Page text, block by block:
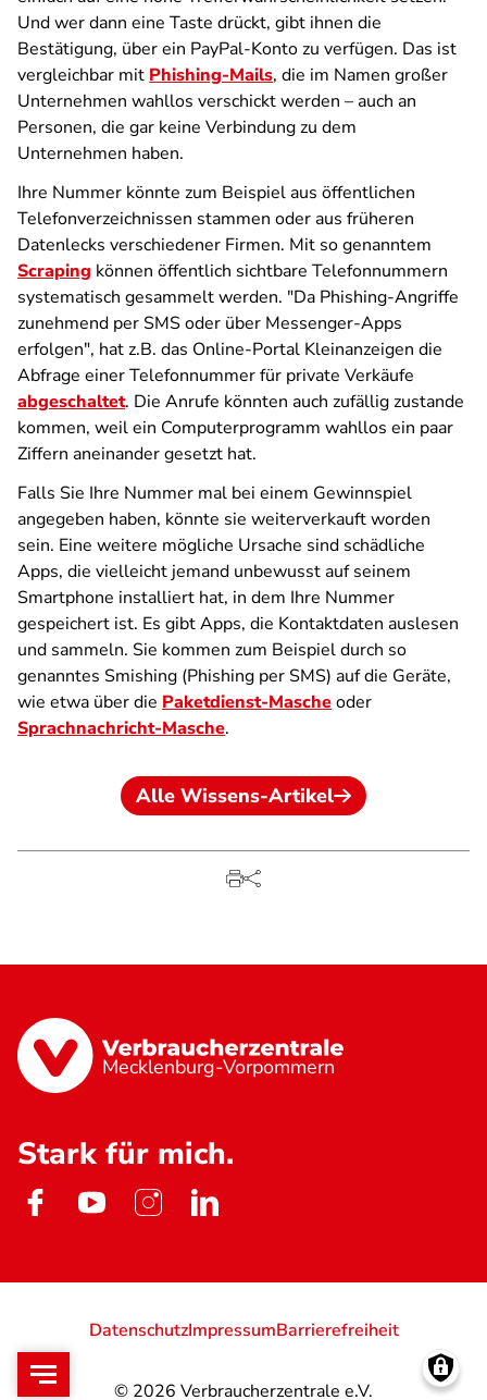
Und wer dann eine Taste drückt, gibt ihnen die
Bestätigung, über ein PayPal-Konto zu verfügen. Das ist
vergleichbar mit Phishing-Mails, die im Namen großer
Unternehmen wahllos verschickt werden – auch an
Personen, die gar keine Verbindung zu dem
Unternehmen haben.
Ihre Nummer könnte zum Beispiel aus öffentlichen
Telefonverzeichnissen stammen oder aus früheren
Datenlecks verschiedener Firmen. Mit so genanntem
Scraping können öffentlich sichtbare Telefonnummern
systematisch gesammelt werden. "Da Phishing-Angriffe
zunehmend per SMS oder über Messenger-Apps
erfolgen", hat z.B. das Online-Portal Kleinanzeigen die
Abfrage einer Telefonnummer für private Verkäufe
abgeschaltet. Die Anrufe könnten auch zufällig zustande
kommen, weil ein Computerprogramm wahllos ein paar
Ziffern aneinander gesetzt hat.
Falls Sie Ihre Nummer mal bei einem Gewinnspiel
angegeben haben, könnte sie weiterverkauft worden
sein. Eine weitere mögliche Ursache sind schädliche
Apps, die vielleicht jemand unbewusst auf seinem
Smartphone installiert hat, in dem Ihre Nummer
gespeichert ist. Es gibt Apps, die Kontaktdaten auslesen
und sammeln. Sie kommen zum Beispiel durch so
genanntes Smishing (Phishing per SMS) auf die Geräte,
wie etwa über die Paketdienst-Mascheoder
Sprachnachricht-Masche.
Alle Wissens-Artikel
Mecklenburg-Vorpommern
Stark für mich.
© 2026 Verbraucherzentrale e.V.
DatenschutzImpressumBarrierefreiheit